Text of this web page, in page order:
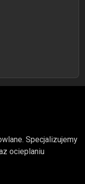
Specjalizujemy
ocieplaniu